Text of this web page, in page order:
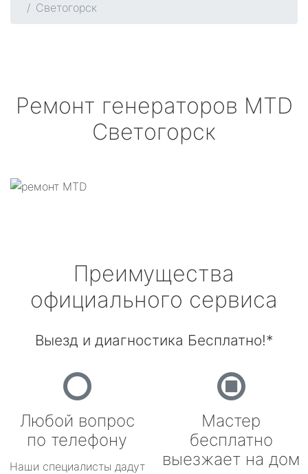
Светогорск
Ремонт генераторов MTD
Светогорск
Преимущества
официального сервиса
Выезд и диагностика Бесплатно!*
Любой вопрос
по телефону
Наши специалисты дадут
Мастер
бесплатно
выезжает на дом